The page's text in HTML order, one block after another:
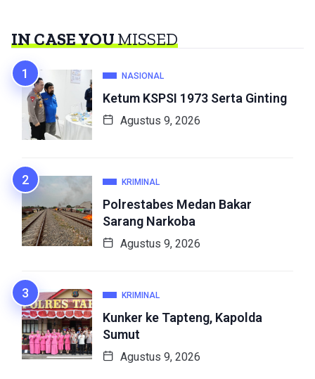
IN CASE YOUMISSED
NASIONAL
Ketum KSPSI 1973 Serta Ginting
Agustus 9, 2026
KRIMINAL
Polrestabes Medan Bakar
Sarang Narkoba
Agustus 9, 2026
KRIMINAL
Kunker ke Tapteng, Kapolda
Sumut
Agustus 9, 2026